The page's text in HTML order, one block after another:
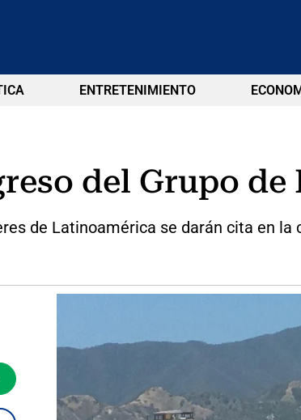
ENTRETENIMIENTO
del Grupo de
de Latinoamérica se darán cita en la